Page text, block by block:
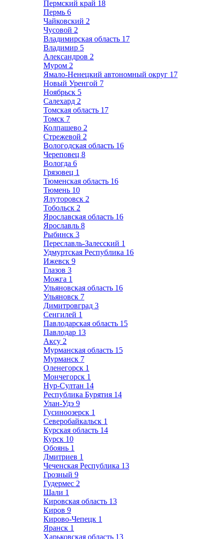
Пермский край 18
Пермь 6
Чайковский 2
Чусовой 2
Владимирская область 17
Владимир 5
Александров 2
Муром 2
Ямало-Ненецкий автономный округ 17
Новый Уренгой 7
Ноябрьск 5
Салехард 2
Томская область 17
Томск 7
Колпашево 2
Стрежевой 2
Вологодская область 16
Череповец 8
Вологда 6
Грязовец 1
Тюменская область 16
Тюмень 10
Ялуторовск 2
Тобольск 2
Ярославская область 16
Ярославль 8
Рыбинск 3
Переславль-Залесский 1
Удмуртская Республика 16
Ижевск 9
Глазов 3
Можга 1
Ульяновская область 16
Ульяновск 7
Димитровград 3
Сенгилей 1
Павлодарская область 15
Павлодар 13
Аксу 2
Мурманская область 15
Мурманск 7
Оленегорск 1
Мончегорск 1
Нур-Султан 14
Республика Бурятия 14
Улан-Удэ 9
Гусиноозерск 1
Северобайкальск 1
Курская область 14
Курск 10
Обоянь 1
Дмитриев 1
Чеченская Республика 13
Грозный 9
Гудермес 2
Шали 1
Кировская область 13
Киров 9
Кирово-Чепецк 1
Яранск 1
Харьковская область 13